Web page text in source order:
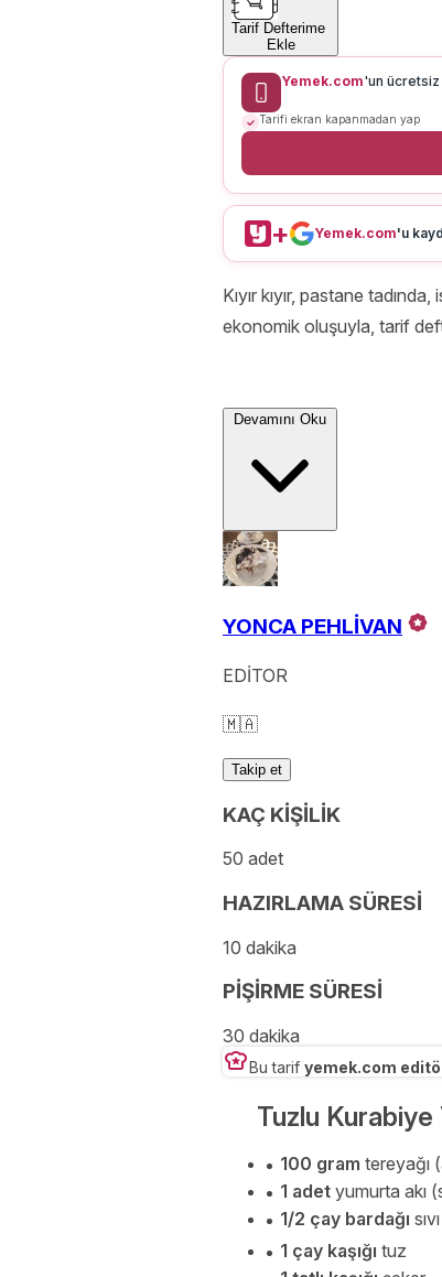
Tarif Defterime
Ekle
Yemek.com'un
Tarifi ekran kapanmadan yap
+ Yemek.com'u
Kıyır kıyır, pastane
ekonomik oluşuyla, tarif
Devamını Oku
YONCA PEHLİVAN
EDİTOR
🇲🇦
Takip et
KAÇ KİŞİLİK
50 adet
HAZIRLAMA SÜRESİ
10 dakika
PİŞİRME SÜRESİ
30 dakika
Bu tarif yemek.com
Tuzlu
100 gram tereyağı
1 adet yumurta akı
1/2 çay bardağı
1 çay kaşığı tuz